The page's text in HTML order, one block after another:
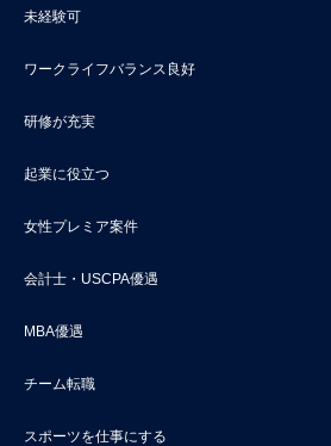
未経験可
ワークライフバランス良好
研修が充実
起業に役立つ
女性プレミア案件
会計士・USCPA優遇
MBA優遇
チーム転職
スポーツを仕事にする